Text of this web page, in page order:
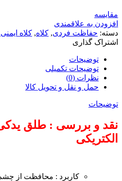
مقایسه
افزودن به علاقمندی
دسته: حفاظت فردی, کلاه, کلاه
اشتراک گذاری
توضیحات
توضیحات تکمیلی
نظرات (0)
حمل و نقل و تحویل کالا
توضیحات
نقد و بررسی : طلق
الکتریکی
کاربرد : محافظت از